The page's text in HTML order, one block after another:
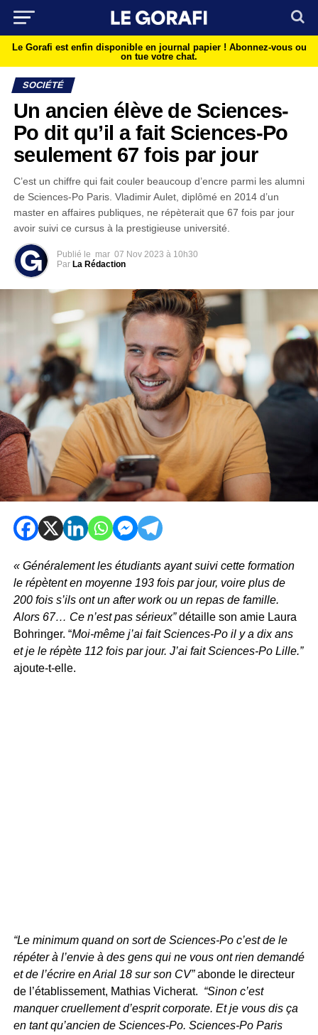
Le Gorafi est enfin disponible en journal papier ! Abonnez-vous ou
on tue votre chat.
SOCIÉTÉ
Un ancien élève de Sciences-
Po dit qu’il a fait Sciences-Po
seulement 67 fois par jour
C’est un chiffre qui fait couler beaucoup d’encre parmi les alumni
de Sciences-Po Paris. Vladimir Aulet, diplômé en 2014 d’un
master en affaires publiques, ne répèterait que 67 fois par jour
avoir suivi ce cursus à la prestigieuse université.
Publié le mar 07 Nov 2023 à 10h30
Par La Rédaction
« Généralement les étudiants ayant suivi cette formation
le répètent en moyenne 193 fois par jour, voire plus de
200 fois s’ils ont un after work ou un repas de famille.
Alors 67… Ce n’est pas sérieux”détaille son amie Laura
Bohringer. “Moi-même j’ai fait Sciences-Po il y a dix ans
et je le répète 112 fois par jour. J’ai fait Sciences-Po Lille.”
ajoute-t-elle.
“Le minimum quand on sort de Sciences-Po c’est de le
répéter à l’envie à des gens qui ne vous ont rien demandé
et de l’écrire en Arial 18 sur son CV”abonde le directeur
de l’établissement, Mathias Vicherat. “Sinon c’est
manquer cruellement d’esprit corporate. Et je vous dis ça
en tant qu’ancien de Sciences-Po. Sciences-Po Paris